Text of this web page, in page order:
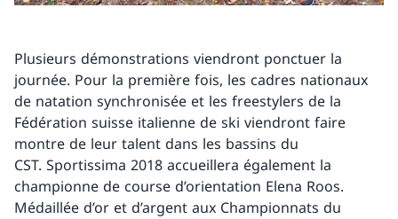
Plusieurs démonstrations viendront ponctuer la
journée. Pour la première fois, les cadres nationaux
de natation synchronisée et les freestylers de la
Fédération suisse italienne de ski viendront faire
montre de leur talent dans les bassins du
CST. Sportissima 2018 accueillera également la
championne de course d’orientation Elena Roos.
Médaillée d’or et d’argent aux Championnats du